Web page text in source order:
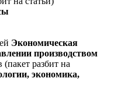
Экономическая
производством
(пакет разбит на
экономика,